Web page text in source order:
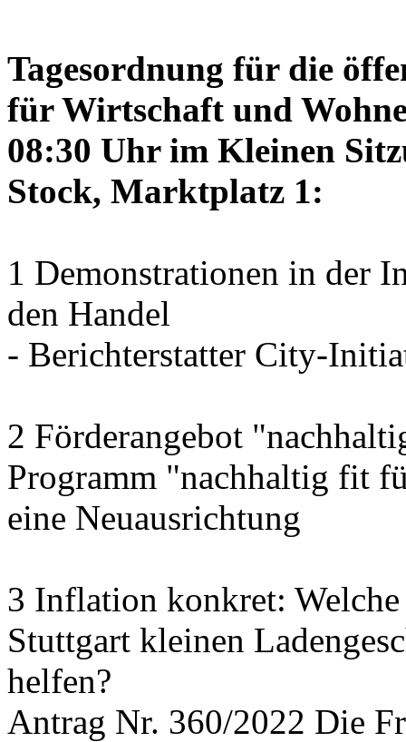
Tagesordnung für die
für Wirtschaft und
08:30 Uhr im Kleinen
Stock, Marktplatz 1:
1 Demonstrationen in der
den Handel
- Berichterstatter City-
2 Förderangebot
Programm "nachhaltig fit
eine Neuausrichtung
3 Inflation konkret:
Stuttgart kleinen
helfen?
Antrag Nr. 360/2022 Die